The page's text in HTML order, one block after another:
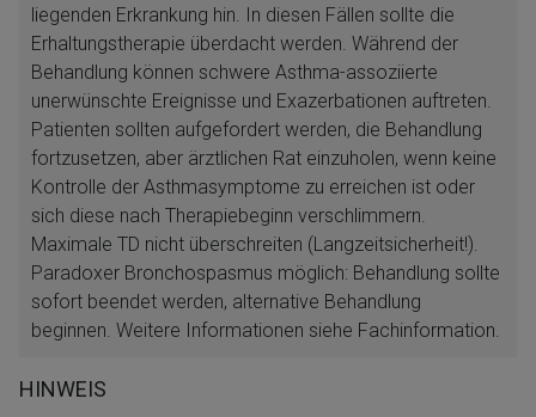
liegenden Erkrankung hin. In diesen Fällen sollte die
Erhaltungstherapie überdacht werden. Während der
Behandlung können schwere Asthma-assoziierte
unerwünschte Ereignisse und Exazerbationen auftreten.
Patienten sollten aufgefordert werden, die Behandlung
fortzusetzen, aber ärztlichen Rat einzuholen, wenn keine
Kontrolle der Asthmasymptome zu erreichen ist oder
sich diese nach Therapiebeginn verschlimmern.
Maximale TD nicht überschreiten (Langzeitsicherheit!).
Paradoxer Bronchospasmus möglich: Behandlung sollte
sofort beendet werden, alternative Behandlung
beginnen. Weitere Informationen siehe Fachinformation.
HINWEIS